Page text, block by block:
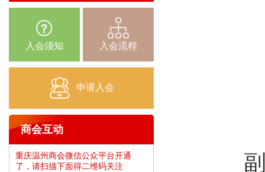
入会须知 入会流程
申请入会
商会互动
重庆温州商会微信公众平台开通
了，请扫描下面得二维码关注